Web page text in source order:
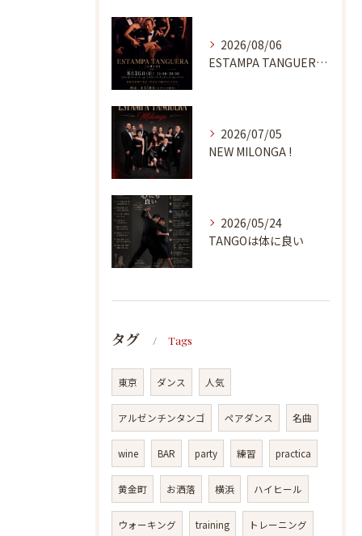
2026/08/06
ESTAMPA TANGUERA MILONGA
2026/07/05
NEW MILONGA !
2026/05/24
TANGOは体に良い
タグ Tags
東京 ダンス 人気
アルゼンチンタンゴ ペアダンス 名曲
wine BAR party 練習 practica
黄金町 お洒落 横浜 ハイヒール
ウォーキング training トレーニング